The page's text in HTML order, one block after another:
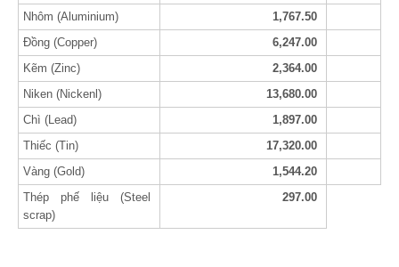
Nhôm (Aluminium)
1,767.50
Đồng (Copper)
6,247.00
Kẽm (Zinc)
2,364.00
Niken (Nickenl)
13,680.00
Chì (Lead)
1,897.00
Thiếc (Tin)
17,320.00
Vàng (Gold)
1,544.20
Thép phế liệu (Steel
scrap)
297.00